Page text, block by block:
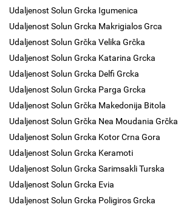
Udaljenost Solun Grcka Igumenica
Udaljenost Solun Grcka Makrigialos Grca
Udaljenost Solun Grčka Velika Grčka
Udaljenost Solun Grcka Katarina Grcka
Udaljenost Solun Grcka Delfi Grcka
Udaljenost Solun Grcka Parga Grcka
Udaljenost Solun Grčka Makedonija Bitola
Udaljenost Solun Grčka Nea Moudania Grčka
Udaljenost Solun Grcka Kotor Crna Gora
Udaljenost Solun Grcka Keramoti
Udaljenost Solun Grcka Sarimsakli Turska
Udaljenost Solun Grcka Evia
Udaljenost Solun Grcka Poligiros Grcka